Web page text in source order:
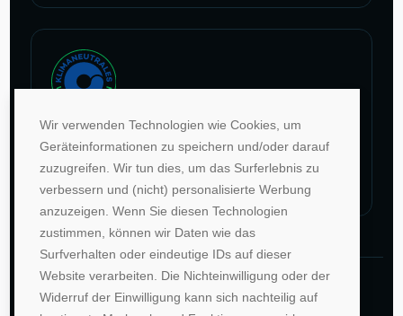
Wir verwenden Technologien wie Cookies, um
Geräteinformationen zu speichern und/oder darauf
zuzugreifen. Wir tun dies, um das Surferlebnis zu
verbessern und (nicht) personalisierte Werbung
anzuzeigen. Wenn Sie diesen Technologien
zustimmen, können wir Daten wie das
Surfverhalten oder eindeutige IDs auf dieser
Website verarbeiten. Die Nichteinwilligung oder der
Widerruf der Einwilligung kann sich nachteilig auf
Im Rahmen unseres Engagements in der Allianz für
Klima und Entwicklung gleichen wir unsere CO2-
Emissionen durch weltweite Projekte aus.
Zur Website von Climate Extender: Klimaneutrales Unternehmen
©1996-2026 Deutsche Hochschulwerbung und -
vertriebs GmbH. Alle Rechte vorbehalten.